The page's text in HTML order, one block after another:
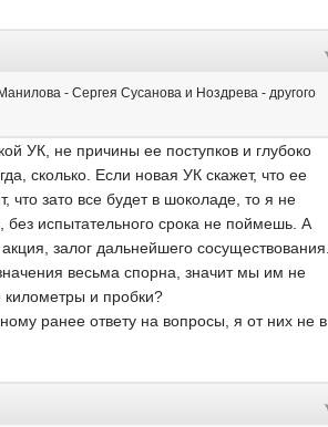
- Сергея Сусанова и Ноздрева - другого
УК, не причины ее поступков и глубоко
сколько. Если новая УК скажет, что ее
зато все будет в шоколаде, то я не
без испытательного срока не поймешь. А
залог дальнейшего сосуществования.
весьма спорна, значит мы им не
километры и пробки?
ранее ответу на вопросы, я от них не в